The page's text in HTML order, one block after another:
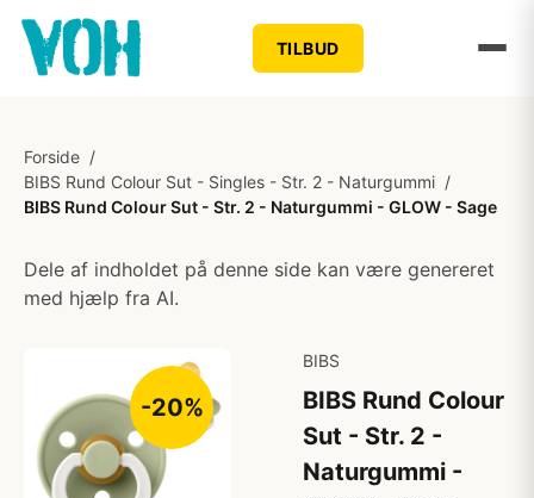
TILBUD
Forside /
BIBS Rund Colour Sut - Singles - Str. 2 - Naturgummi /
BIBS Rund Colour Sut - Str. 2 - Naturgummi - GLOW - Sage
Dele af indholdet på denne side kan være genereret
med hjælp fra AI.
-20%
BIBS
BIBS Rund Colour
Sut - Str. 2 -
Naturgummi -